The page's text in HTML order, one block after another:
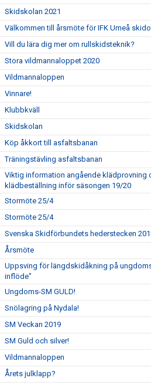
Skidskolan 2021
Välkommen till årsmöte för IFK Umeå
Vill du lära dig mer om rullskidsteknik?
Stora vildmannaloppet 2020
Vildmannaloppen
Vinnare!
Klubbkväll
Skidskolan
Köp åkkort till asfaltsbanan
Träningstävling asfaltsbanan
Viktig information angående klädprovning
klädbeställning inför säsongen 19/20
Stormöte 25/4
Stormöte 25/4
Svenska Skidförbundets hederstecken
Årsmöte
Uppsving för längdskidåkning på
inflöde"
Ungdoms-SM GULD!
Snölagring på Nydala!
SM Veckan 2019
SM Guld och silver!
Vildmannaloppen
Årets julklapp?